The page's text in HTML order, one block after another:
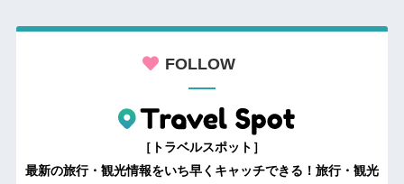
FOLLOW
［トラベルスポット］
最新の旅行・観光情報をいち早くキャッチできる！旅行・観光